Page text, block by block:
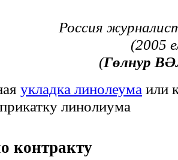
Россия
(2005
(Гөлнур В
укладка линолеума или
линолиума
контракту